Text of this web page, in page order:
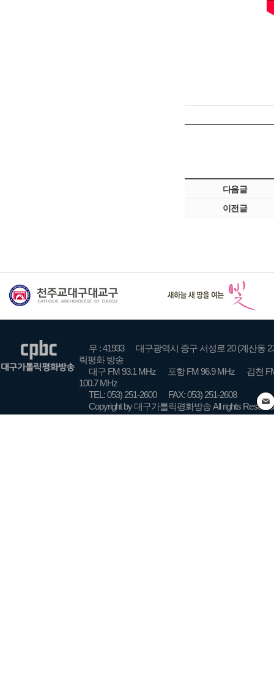
다음글
이전글
우 : 41933
대구광역시 중구 서성로 20 (계산동 2
릭평화 방송
대구 FM 93.1 MHz
포항 FM 96.9 MHz
김천
100.7 MHz
TEL: 053) 251-2600
FAX: 053) 251-2608
Copyright by 대구가톨릭평화방송 All rights